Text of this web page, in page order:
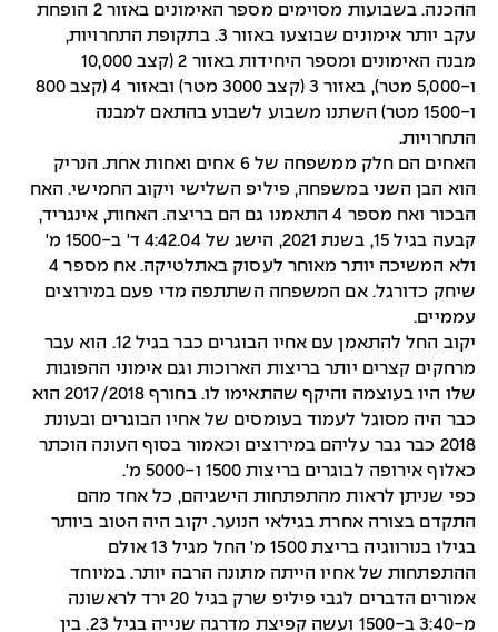
ההכנה. בשבועות מסוימים מספר האימונים באזור 2 הופחת
עקב יותר אימונים שבוצעו באזור 3. בתקופת התחרויות,
מבנה האימונים ומספר היחידות באזור 2 (קצב 10,000
ו-5,000 מטר), באזור 3 (קצב 3000 מטר) ובאזור 4 (קצב 800
ו-1500 מטר) השתנו משבוע לשבוע בהתאם למבנה
התחרויות.
האחים הם חלק ממשפחה של 6 אחים ואחות אחת. הנריק
הוא הבן השני במשפחה, פיליפ השלישי ויקוב החמישי. האח
הבכור ואח מספר 4 התאמנו גם הם בריצה. האחות, אינגריד,
קבעה בגיל 15, בשנת 2021, הישג של 4:42.04 ד' ב-1500 מ'
ולא המשיכה יותר מאוחר לעסוק באתלטיקה. אח מספר 4
שיחק כדורגל. אם המשפחה השתתפה מדי פעם במירוצים
עממיים.
יקוב החל להתאמן עם אחיו הבוגרים כבר בגיל 12. הוא עבר
מרחקים קצרים יותר בריצות הארוכות וגם אימוני ההפוגות
שלו היו בעוצמה והיקף שהתאימו לו. בחורף 2017/2018 הוא
כבר היה מסוגל לעמוד בעומסים של אחיו הבוגרים ובעונת
2018 כבר גבר עליהם במירוצים וכאמור בסוף העונה הוכתר
כאלוף אירופה לבוגרים בריצות 1500 ו-5000 מ'.
כפי שניתן לראות מהתפתחות הישגיהם, כל אחד מהם
התקדם בצורה אחרת בגילאי הנוער. יקוב היה הטוב ביותר
בגילו בנורווגיה בריצת 1500 מ' החל מגיל 13 אולם
ההתפתחות של אחיו הייתה מתונה הרבה יותר. במיוחד
אמורים הדברים לגבי פיליפ שרק בגיל 20 ירד לראשונה
מ-3:40 ב-1500 ועשה קפיצת מדרגה שנייה בגיל 23. בין